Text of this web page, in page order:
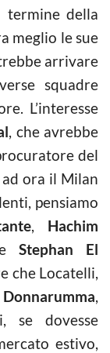
termine della
meglio le sue
arrivare
squadre
L’interesse
, che avrebbe
del
ad ora il Milan
pensiamo
, Hachim
Stephan El
che Locatelli,
,
se dovesse
estivo,